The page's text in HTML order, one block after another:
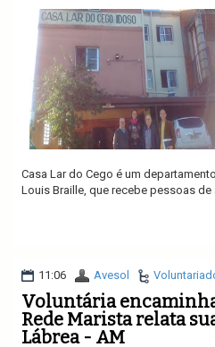
Casa Lar do Cego é um
Louis Braille, que recebe pessoas de
11:06 Avesol
Voluntária
Rede Marista relata
Lábrea - AM